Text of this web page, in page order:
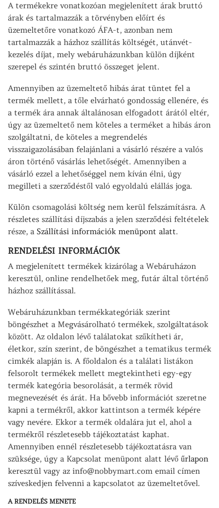
A termékekre vonatkozóan megjelenített árak bruttó
árak és tartalmazzák a törvényben előírt és
üzemeltetőre vonatkozó ÁFA-t, azonban nem
tartalmazzák a házhoz szállítás költségét, utánvét-
kezelés díjat, mely webáruházunkban külön díjként
szerepel és szintén bruttó összeget jelent.
Amennyiben az üzemeltető hibás árat tüntet fel a
termék mellett, a tőle elvárható gondosság ellenére, és
a termék ára annak általánosan elfogadott árától eltér,
úgy az üzemeltető nem köteles a terméket a hibás áron
szolgáltatni, de köteles a megrendelés
visszaigazolásában felajánlani a vásárló részére a valós
áron történő vásárlás lehetőségét. Amennyiben a
vásárló ezzel a lehetőséggel nem kíván élni, úgy
megilleti a szerződéstől való egyoldalú elállás joga.
Külön csomagolási költség nem kerül felszámításra. A
részletes szállítási díjszabás a jelen szerződési feltételek
része, a Szállítási információk menüpont alatt.
RENDELÉSI INFORMÁCIÓK
A megjelenített termékek kizárólag a Webáruházon
keresztül, online rendelhetőek meg, futár által történő
házhoz szállítással.
Webáruházunkban termékkategóriák szerint
böngészhet a Megvásárolható termékek, szolgáltatások
között. Az oldalon lévő találatokat szűkítheti ár,
életkor, szín szerint, de böngészhet a tematikus termék
cimkék alapján is. A főoldalon és a találati listákon
felsorolt termékek mellett megtekintheti egy-egy
termék kategória besorolását, a termék rövid
megnevezését és árát. Ha bővebb információt szeretne
kapni a termékről, akkor kattintson a termék képére
vagy nevére. Ekkor a termék oldalára jut el, ahol a
termékről részletesebb tájékoztatást kaphat.
Amennyiben ennél részletesebb tájékoztatásra van
szüksége, úgy a Kapcsolat menüpont alatt lévő űrlapon
keresztül vagy az info@nobbymart.com email címen
szíveskedjen felvenni a kapcsolatot az üzemeltetővel.
A RENDELÉS MENETE